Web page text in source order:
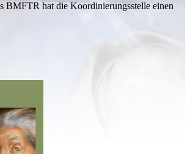
BMFTR hat die Koordinierungsstelle einen